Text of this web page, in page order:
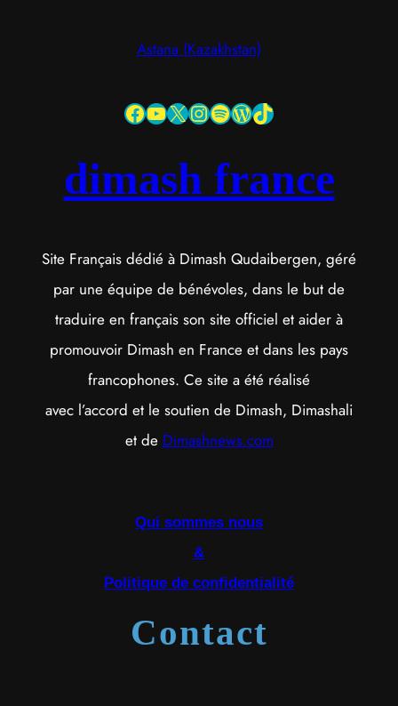
Astana (Kazakhstan)
Facebook YouTube X InstagramSpotify WordPress TikTok
dimash france
Site Français dédié à Dimash Qudaibergen, géré
par une équipe de bénévoles, dans le but de
traduire en français son site officiel et aider à
promouvoir Dimash en France et dans les pays
francophones. Ce site a été réalisé
avec l’accord et le soutien de Dimash, Dimashali
et de Dimashnews.com
Qui sommes nous
&
Politique de confidentialité
Contact